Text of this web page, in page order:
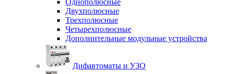
Однополюсные
Двухполюсные
Трехполюсные
Четырехполюсные
Дополнительные модульные устройства
Дифавтоматы и УЗО